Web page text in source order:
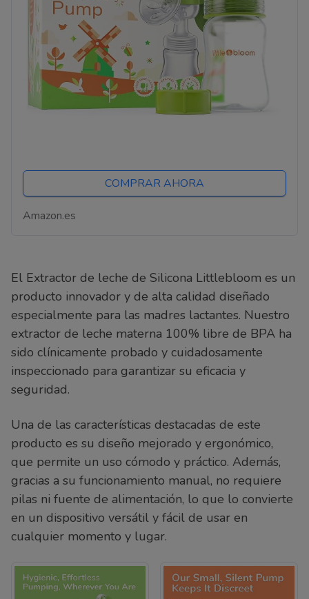
COMPRAR AHORA
Amazon.es
El Extractor de leche de Silicona Littlebloom es un
producto innovador y de alta calidad diseñado
especialmente para las madres lactantes. Nuestro
extractor de leche materna 100% libre de BPA ha
sido clínicamente probado y cuidadosamente
inspeccionado para garantizar su eficacia y
seguridad.
Una de las características destacadas de este
producto es su diseño mejorado y ergonómico,
que permite un uso cómodo y práctico. Además,
gracias a su funcionamiento manual, no requiere
pilas ni fuente de alimentación, lo que lo convierte
en un dispositivo versátil y fácil de usar en
cualquier momento y lugar.